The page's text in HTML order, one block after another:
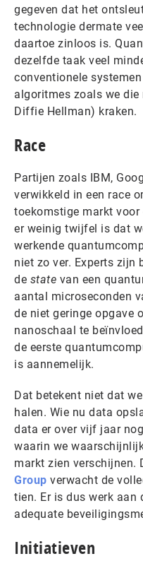
gegeven dat het
technologie dermate
daartoe zinloos is.
dezelfde taak veel
conventionele
algoritmes zoals we die
Diffie Hellman) kraken.
Race
Partijen zoals IBM,
verwikkeld in een race
toekomstige markt
er weinig twijfel is dat
werkende
niet zo ver. Experts
de state van een
aantal microseconden
de niet geringe opgave
nanoschaal te
de eerste
is aannemelijk.
Dat betekent niet dat
halen. Wie nu data
data er over vijf jaar
waarin we
markt zien verschijnen.
Group verwacht de
tien. Er is dus werk aan
adequate
Initiatieven